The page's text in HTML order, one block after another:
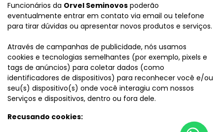
Funcionários da Orvel Seminovos poderão
eventualmente entrar em contato via email ou telefone
para tirar dúvidas ou apresentar novos produtos e serviços.
Através de campanhas de publicidade, nós usamos
cookies e tecnologias semelhantes (por exemplo, pixels e
tags de anúncios) para coletar dados (como
identificadores de dispositivos) para reconhecer você e/ou
seu(s) dispositivo(s) onde você interagiu com nossos
Serviços e dispositivos, dentro ou fora dele.
Recusando cookies: